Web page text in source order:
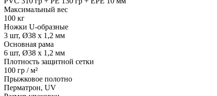
Максимальный вес
100 кг
Ножки U-образные
3 шт, Ø38 х 1,2 мм
Основная рама
6 шт, Ø38 х 1,2 мм
Плотность защитной сетки
100 гр / м²
Прыжковое полотно
Перматрон, UV